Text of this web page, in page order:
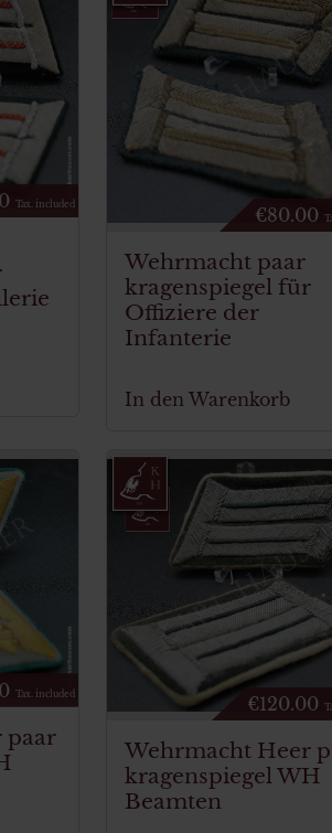
Tax. included
€80.00
Wehrmacht paar
kragenspiegel für
Offiziere der
Infanterie
In den Warenkorb
Tax. included
paar
€120.00
Wehrmacht Heer
kragenspiegel WH
Beamten